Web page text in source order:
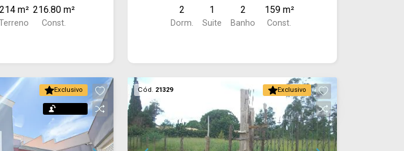
214 m² 216.80 m²
Const.
banheiro social e área de serviço.
**Aluga apenas para finalidade
2
Dorm.
1
Suite
2
Banho
159 m²
Const.
Exclusivo Exclusivo
Cód. 21329